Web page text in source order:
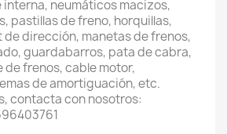
interna, neumáticos macizos,
pastillas de freno, horquillas,
de dirección, manetas de frenos,
guardabarros, pata de cabra,
de frenos, cable motor,
de amortiguación, etc.
contacta con nosotros: